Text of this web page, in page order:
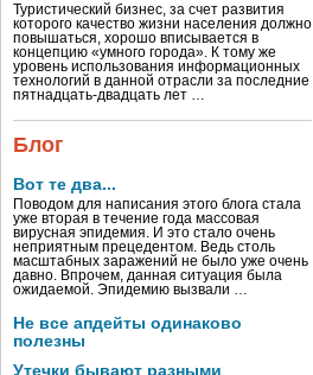
Туристический бизнес, за счет развития
которого качество жизни населения должно
повышаться, хорошо вписывается в
концепцию «умного города». К тому же
уровень использования информационных
технологий в данной отрасли за последние
пятнадцать-двадцать лет …
Блог
Вот те два...
Поводом для написания этого блога стала
уже вторая в течение года массовая
вирусная эпидемия. И это стало очень
неприятным прецедентом. Ведь столь
масштабных заражений не было уже очень
давно. Впрочем, данная ситуация была
ожидаемой. Эпидемию вызвали …
Не все апдейты одинаково
полезны
Утечки бывают разными